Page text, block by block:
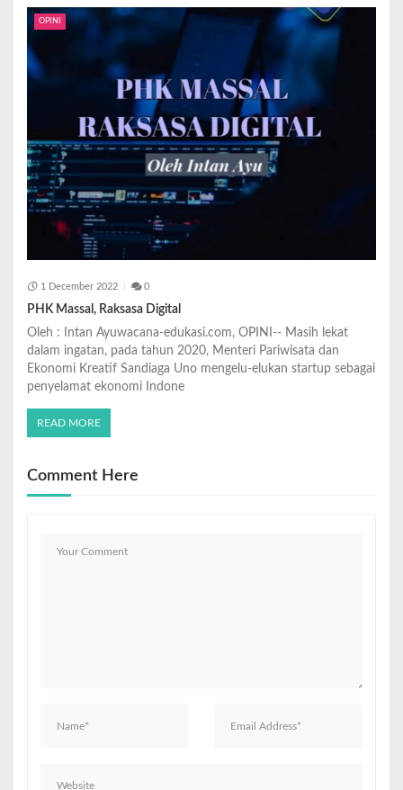
OPINI
1 December 2022 0
PHK Massal, Raksasa Digital
Oleh : Intan Ayuwacana-edukasi.com, OPINI-- Masih lekat
dalam ingatan, pada tahun 2020, Menteri Pariwisata dan
Ekonomi Kreatif Sandiaga Uno mengelu-elukan startup sebagai
penyelamat ekonomi Indone
READ MORE
Comment Here